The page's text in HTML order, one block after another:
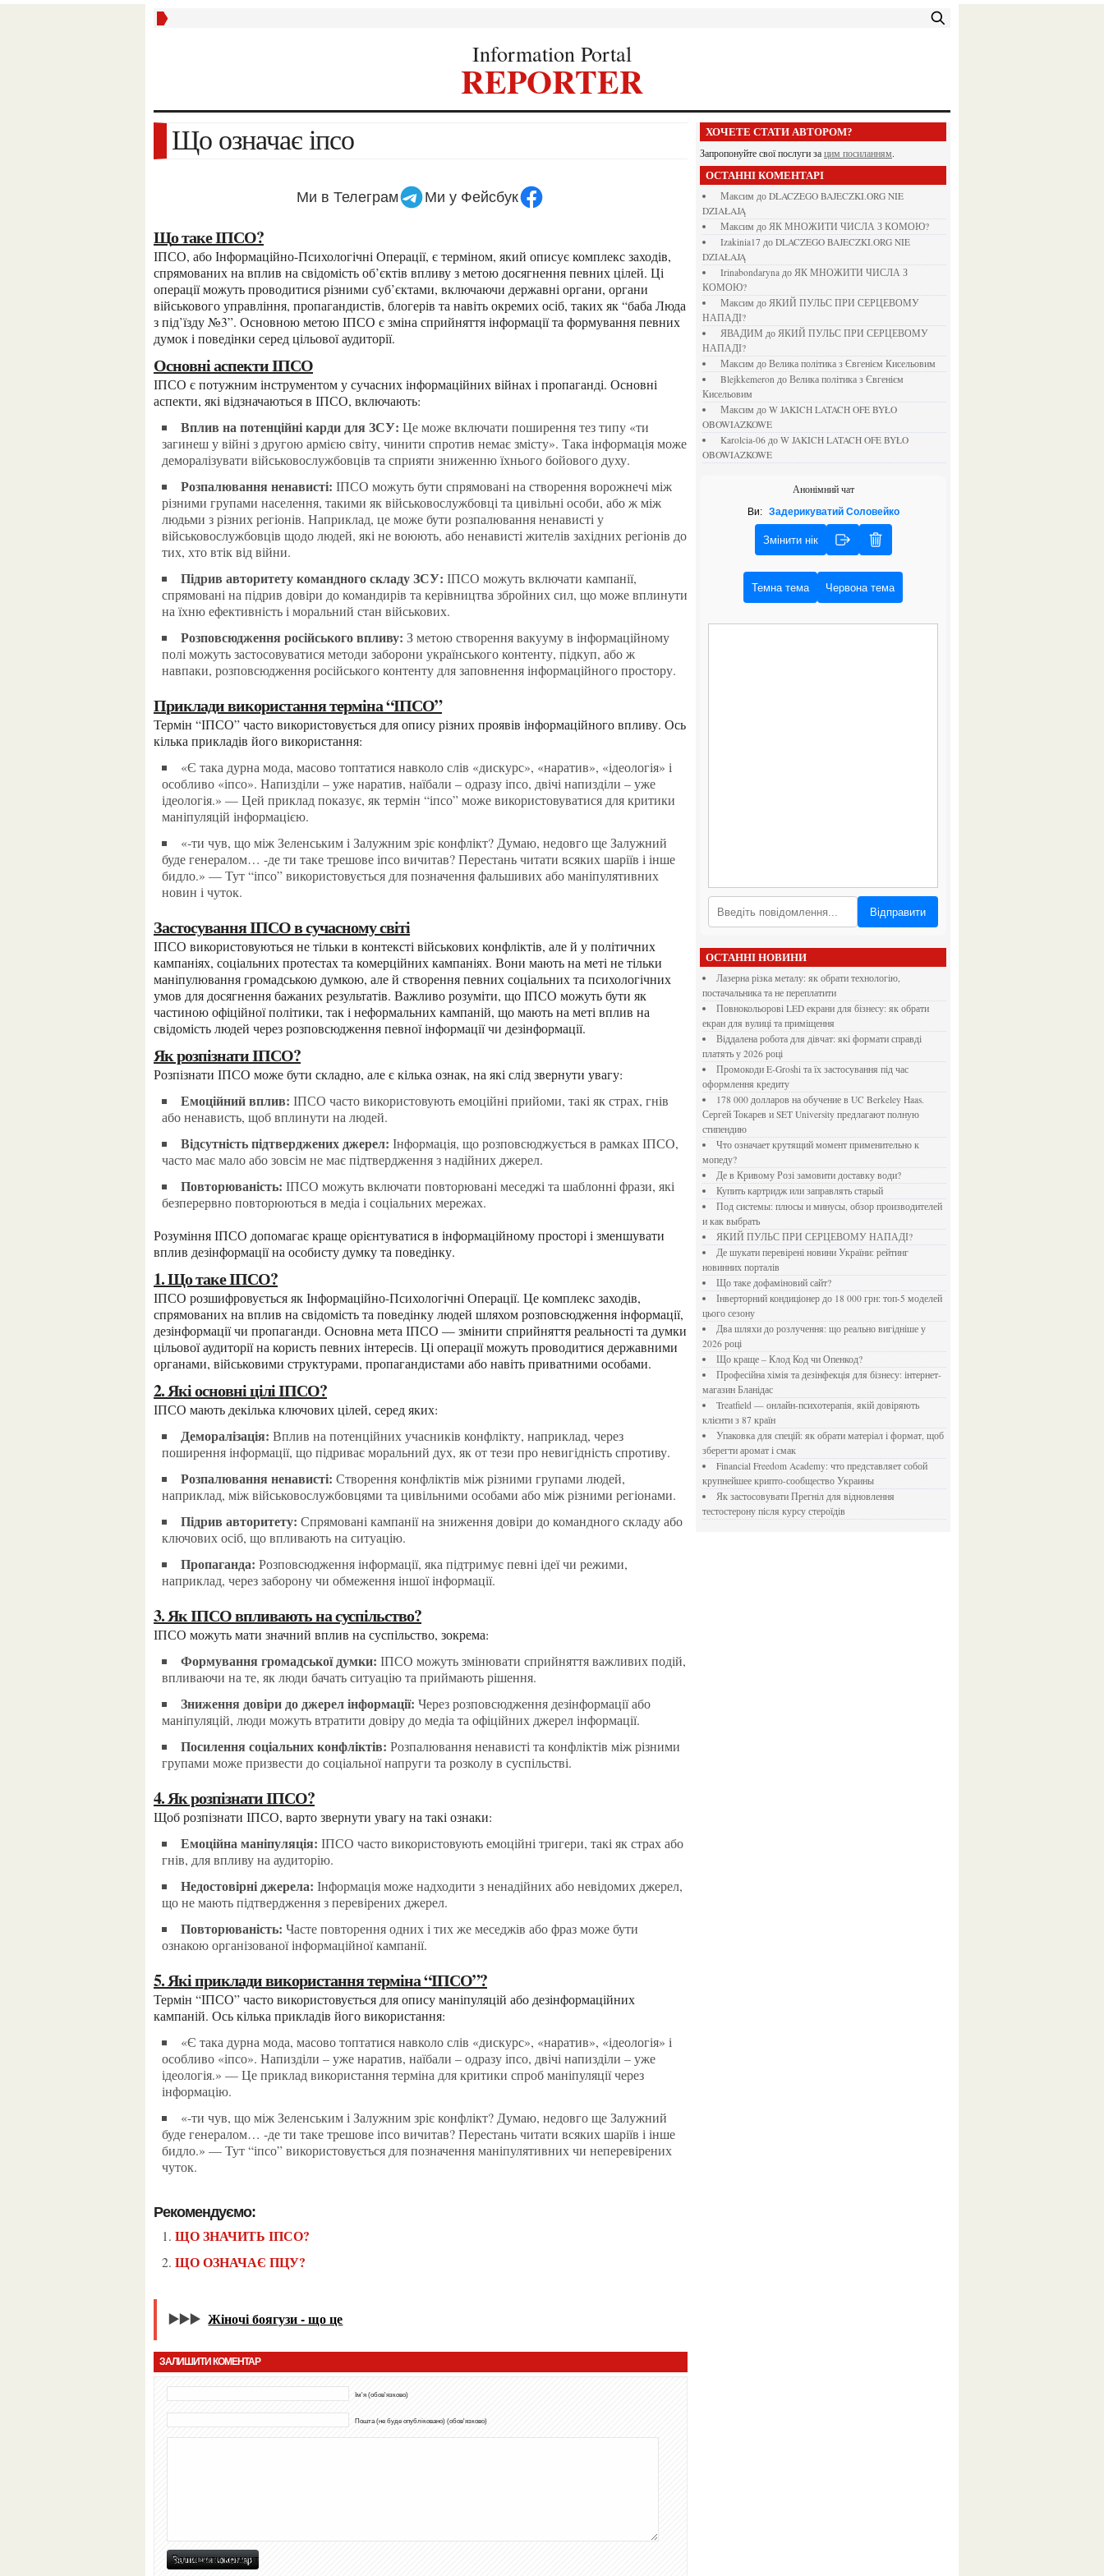
Information Portal
REPORTER
Що означає іпсо
Ми в Телеграм Ми у Фейсбук
Що таке ІПСО?
ІПСО, або Інформаційно-Психологічні Операції, є терміном, який описує комплекс заходів,
спрямованих на вплив на свідомість об’єктів впливу з метою досягнення певних цілей. Ці
операції можуть проводитися різними суб’єктами, включаючи державні органи, органи
військового управління, пропагандистів, блогерів та навіть окремих осіб, таких як “баба Люда
з під’їзду №3”. Основною метою ІПСО є зміна сприйняття інформації та формування певних
думок і поведінки серед цільової аудиторії.
Основні аспекти ІПСО
ІПСО є потужним інструментом у сучасних інформаційних війнах і пропаганді. Основні
аспекти, які відзначаються в ІПСО, включають:
Вплив на потенційні карди для ЗСУ: Це може включати поширення тез типу «ти
загинеш у війні з другою армією світу, чинити спротив немає змісту». Така інформація може
деморалізувати військовослужбовців та сприяти зниженню їхнього бойового духу.
Розпалювання ненависті: ІПСО можуть бути спрямовані на створення ворожнечі між
різними групами населення, такими як військовослужбовці та цивільні особи, або ж між
людьми з різних регіонів. Наприклад, це може бути розпалювання ненависті у
військовослужбовців щодо людей, які не воюють, або ненависті жителів західних регіонів до
тих, хто втік від війни.
Підрив авторитету командного складу ЗСУ: ІПСО можуть включати кампанії,
спрямовані на підрив довіри до командирів та керівництва збройних сил, що може вплинути
на їхню ефективність і моральний стан військових.
Розповсюдження російського впливу: З метою створення вакууму в інформаційному
полі можуть застосовуватися методи заборони українського контенту, підкуп, або ж
навпаки, розповсюдження російського контенту для заповнення інформаційного простору.
Приклади використання терміна “ІПСО”
Термін “ІПСО” часто використовується для опису різних проявів інформаційного впливу. Ось
кілька прикладів його використання:
«Є така дурна мода, масово топтатися навколо слів «дискурс», «наратив», «ідеологія» і
особливо «іпсо». Напизділи – уже наратив, наїбали – одразу іпсо, двічі напизділи – уже
ідеологія.» — Цей приклад показує, як термін “іпсо” може використовуватися для критики
маніпуляцій інформацією.
«-ти чув, що між Зеленським і Залужним зріє конфлікт? Думаю, недовго ще Залужний
буде генералом… -де ти таке трешове іпсо вичитав? Перестань читати всяких шаріїв і інше
бидло.» — Тут “іпсо” використовується для позначення фальшивих або маніпулятивних
новин і чуток.
Застосування ІПСО в сучасному світі
ІПСО використовуються не тільки в контексті військових конфліктів, але й у політичних
кампаніях, соціальних протестах та комерційних кампаніях. Вони мають на меті не тільки
маніпулювання громадською думкою, але й створення певних соціальних та психологічних
умов для досягнення бажаних результатів. Важливо розуміти, що ІПСО можуть бути як
частиною офіційної політики, так і неформальних кампаній, що мають на меті вплив на
свідомість людей через розповсюдження певної інформації чи дезінформації.
Як розпізнати ІПСО?
Розпізнати ІПСО може бути складно, але є кілька ознак, на які слід звернути увагу:
Емоційний вплив: ІПСО часто використовують емоційні прийоми, такі як страх, гнів
або ненависть, щоб вплинути на людей.
Відсутність підтверджених джерел: Інформація, що розповсюджується в рамках ІПСО,
часто має мало або зовсім не має підтвердження з надійних джерел.
Повторюваність: ІПСО можуть включати повторювані меседжі та шаблонні фрази, які
безперервно повторюються в медіа і соціальних мережах.
Розуміння ІПСО допомагає краще орієнтуватися в інформаційному просторі і зменшувати
вплив дезінформації на особисту думку та поведінку.
1. Що таке ІПСО?
ІПСО розшифровується як Інформаційно-Психологічні Операції. Це комплекс заходів,
спрямованих на вплив на свідомість та поведінку людей шляхом розповсюдження інформації,
дезінформації чи пропаганди. Основна мета ІПСО — змінити сприйняття реальності та думки
цільової аудиторії на користь певних інтересів. Ці операції можуть проводитися державними
органами, військовими структурами, пропагандистами або навіть приватними особами.
2. Які основні цілі ІПСО?
ІПСО мають декілька ключових цілей, серед яких:
Деморалізація: Вплив на потенційних учасників конфлікту, наприклад, через
поширення інформації, що підриває моральний дух, як от тези про невигідність спротиву.
Розпалювання ненависті: Створення конфліктів між різними групами людей,
наприклад, між військовослужбовцями та цивільними особами або між різними регіонами.
Підрив авторитету: Спрямовані кампанії на зниження довіри до командного складу або
ключових осіб, що впливають на ситуацію.
Пропаганда: Розповсюдження інформації, яка підтримує певні ідеї чи режими,
наприклад, через заборону чи обмеження іншої інформації.
3. Як ІПСО впливають на суспільство?
ІПСО можуть мати значний вплив на суспільство, зокрема:
Формування громадської думки: ІПСО можуть змінювати сприйняття важливих подій,
впливаючи на те, як люди бачать ситуацію та приймають рішення.
Зниження довіри до джерел інформації: Через розповсюдження дезінформації або
маніпуляцій, люди можуть втратити довіру до медіа та офіційних джерел інформації.
Посилення соціальних конфліктів: Розпалювання ненависті та конфліктів між різними
групами може призвести до соціальної напруги та розколу в суспільстві.
4. Як розпізнати ІПСО?
Щоб розпізнати ІПСО, варто звернути увагу на такі ознаки:
Емоційна маніпуляція: ІПСО часто використовують емоційні тригери, такі як страх або
гнів, для впливу на аудиторію.
Недостовірні джерела: Інформація може надходити з ненадійних або невідомих джерел,
що не мають підтвердження з перевірених джерел.
Повторюваність: Часте повторення одних і тих же меседжів або фраз може бути
ознакою організованої інформаційної кампанії.
5. Які приклади використання терміна “ІПСО”?
Термін “ІПСО” часто використовується для опису маніпуляцій або дезінформаційних
кампаній. Ось кілька прикладів його використання:
«Є така дурна мода, масово топтатися навколо слів «дискурс», «наратив», «ідеологія» і
особливо «іпсо». Напизділи – уже наратив, наїбали – одразу іпсо, двічі напизділи – уже
ідеологія.» — Це приклад використання терміна для критики спроб маніпуляції через
інформацію.
«-ти чув, що між Зеленським і Залужним зріє конфлікт? Думаю, недовго ще Залужний
буде генералом… -де ти таке трешове іпсо вичитав? Перестань читати всяких шаріїв і інше
бидло.» — Тут “іпсо” використовується для позначення маніпулятивних чи неперевірених
чуток.
Рекомендуємо:
ЩО ЗНАЧИТЬ ІПСО?
ЩО ОЗНАЧАЄ ПЦУ?
▶️▶️▶️ Жіночі боягузи - що це
ЗАЛИШИТИ КОМЕНТАР
Ім'я (обов'язково)
Пошта (не буде опубліковано) (обов'язково)
ХОЧЕТЕ СТАТИ АВТОРОМ?
Запропонуйте свої послуги за цим посиланням.
ОСТАННІ КОМЕНТАРІ
Максим до DLACZEGO BAJECZKI.ORG NIE
DZIAŁAJĄ
Максим до ЯК МНОЖИТИ ЧИСЛА З КОМОЮ?
izakinia17 до DLACZEGO BAJECZKI.ORG NIE
DZIAŁAJĄ
irinabondarynaдо ЯК МНОЖИТИ ЧИСЛА З
КОМОЮ?
Максим до ЯКИЙ ПУЛЬС ПРИ СЕРЦЕВОМУ
НАПАДІ?
ЯВАДИМ до ЯКИЙ ПУЛЬС ПРИ СЕРЦЕВОМУ
НАПАДІ?
Максим до Велика політика з Євгенієм Кисельовим
blejkkemeronдо Велика політика з Євгенієм
Кисельовим
Максим до W JAKICH LATACH OFE BYŁO
OBOWIAZKOWE
karolcia-06до W JAKICH LATACH OFE BYŁO
OBOWIAZKOWE
Анонімний чат
Ви: Задерикуватий Соловейко
Змінити нік
Темна тема Червона тема
Відправити
ОСТАННІ НОВИНИ
Лазерна різка металу: як обрати технологію,
постачальника та не переплатити
Повнокольорові LED екрани для бізнесу: як обрати
екран для вулиці та приміщення
Віддалена робота для дівчат: які формати справді
платять у 2026 році
Промокоди E-Groshi та їх застосування під час
оформлення кредиту
178 000 долларов на обучение в UC Berkeley Haas.
Сергей Токарев и SET University предлагают полную
стипендию
Что означает крутящий момент применительно к
мопеду?
Де в Кривому Розі замовити доставку води?
Купить картридж или заправлять старый
Под системы: плюсы и минусы, обзор производителей
и как выбрать
ЯКИЙ ПУЛЬС ПРИ СЕРЦЕВОМУ НАПАДІ?
Де шукати перевірені новини України: рейтинг
новинних порталів
Що таке дофаміновий сайт?
Інверторний кондиціонер до 18 000 грн: топ-5 моделей
цього сезону
Два шляхи до розлучення: що реально вигідніше у
2026 році
Що краще – Клод Код чи Опенкод?
Професійна хімія та дезінфекція для бізнесу: інтернет-
магазин Бланідас
Treatfield — онлайн-психотерапія, якій довіряють
клієнти з 87 країн
Упаковка для спецій: як обрати матеріал і формат, щоб
зберегти аромат і смак
Financial Freedom Academy: что представляет собой
крупнейшее крипто-сообщество Украины
Як застосовувати Прегніл для відновлення
тестостерону після курсу стероїдів